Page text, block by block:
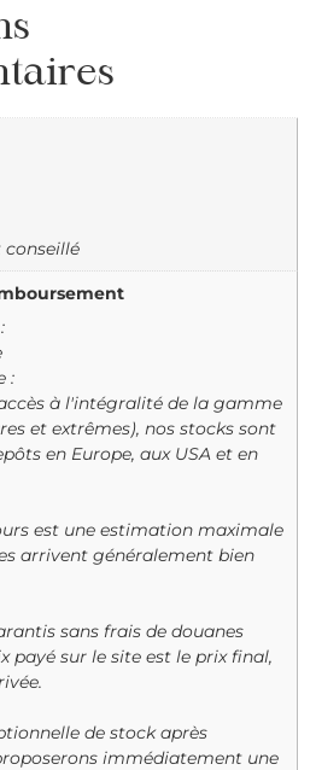
conseillé
:
à l'intégralité de la gamme
et extrêmes), nos stocks sont
en Europe, aux USA et en
est une estimation maximale
arrivent généralement bien
sans frais de douanes
payé sur le site est le prix final,
de stock après
immédiatement une